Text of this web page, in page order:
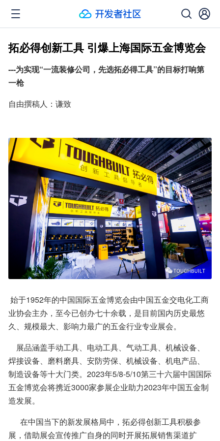
拓必得创新工具 引爆上海国际五金博览会
---为实现“一流装修公司，先选拓必得工具”的目标打响第
一枪
自由撰稿人：谦致
业协会主办，至今已创办七十余载，是目前国内历史最悠
久、规模最大、影响力最广的五金行业专业展会。
焊接设备、磨料磨具、安防劳保、机械设备、机电产品、
制造设备等十大门类。2023年5/8-5/10第三十六届中国国际
五金博览会将携近3000家参展企业助力2023年中国五金制
造发展。
展，借助展会宣传推广自身的同时开展拓展销售渠道扩